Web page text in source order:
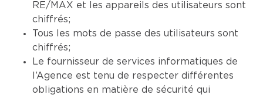
RE/MAX et les appareils des utilisateurs sont
chiffrés;
Tous les mots de passe des utilisateurs sont
chiffrés;
Le fournisseur de services informatiques de
l’Agence est tenu de respecter différentes
obligations en matière de sécurité qui